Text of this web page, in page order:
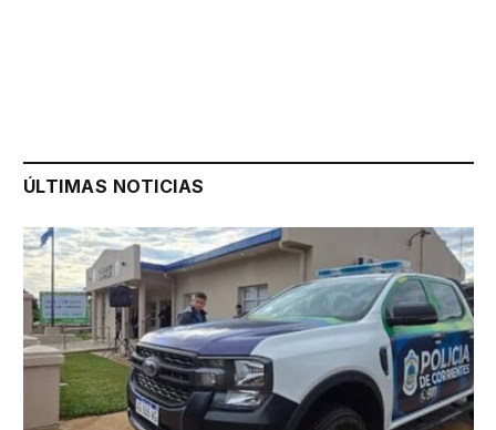
ÚLTIMAS NOTICIAS